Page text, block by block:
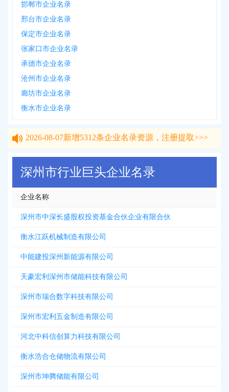
邯郸市企业名录
邢台市企业名录
保定市企业名录
张家口市企业名录
承德市企业名录
沧州市企业名录
廊坊市企业名录
衡水市企业名录
深州市行业巨头企业名录
企业名称
深州市中深长盛股权投资基金合伙企业有限合伙
衡水江跃机械制造有限公司
中能建投深州新能源有限公司
天豪宏利深州市储能科技有限公司
深州市瑞合数字科技有限公司
深州市宏利五金制造有限公司
河北中科信创算力科技有限公司
衡水浩合仓储物流有限公司
深州市坤腾储能有限公司